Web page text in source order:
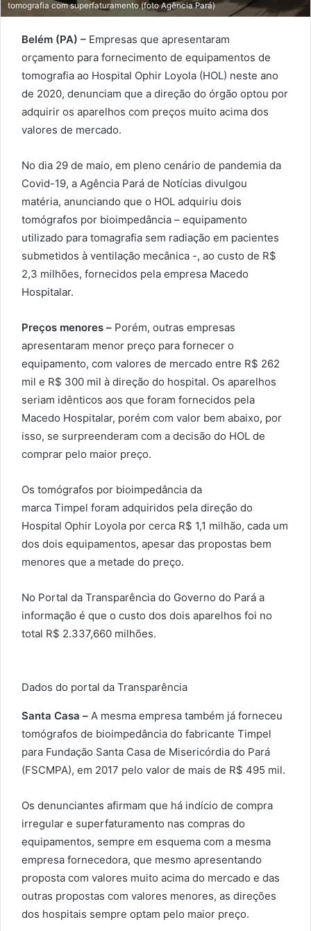
tomografia com superfaturamento (foto Agência Pará)
Belém (PA) – Empresas que apresentaram
orçamento para fornecimento de equipamentos de
tomografia ao Hospital Ophir Loyola (HOL) neste ano
de 2020, denunciam que a direção do órgão optou por
adquirir os aparelhos com preços muito acima dos
valores de mercado.
No dia 29 de maio, em pleno cenário de pandemia da
Covid-19, a Agência Pará de Notícias divulgou
matéria, anunciando que o HOL adquiriu dois
tomógrafos por bioimpedância – equipamento
utilizado para tomagrafia sem radiação em pacientes
submetidos à ventilação mecânica -, ao custo de R$
2,3 milhões, fornecidos pela empresa Macedo
Hospitalar.
Preços menores – Porém, outras empresas
apresentaram menor preço para fornecer o
equipamento, com valores de mercado entre R$ 262
mil e R$ 300 mil à direção do hospital. Os aparelhos
seriam idênticos aos que foram fornecidos pela
Macedo Hospitalar, porém com valor bem abaixo, por
isso, se surpreenderam com a decisão do HOL de
comprar pelo maior preço.
Os tomógrafos por bioimpedância da
marca Timpel foram adquiridos pela direção do
Hospital Ophir Loyola por cerca R$ 1,1 milhão, cada um
dos dois equipamentos, apesar das propostas bem
menores que a metade do preço.
No Portal da Transparência do Governo do Pará a
informação é que o custo dos dois aparelhos foi no
total R$ 2.337,660 milhões.
Dados do portal da Transparência
Santa Casa – A mesma empresa também já forneceu
tomógrafos de bioimpedância do fabricante Timpel
para Fundação Santa Casa de Misericórdia do Pará
(FSCMPA), em 2017 pelo valor de mais de R$ 495 mil.
Os denunciantes afirmam que há indício de compra
irregular e superfaturamento nas compras do
equipamentos, sempre em esquema com a mesma
empresa fornecedora, que mesmo apresentando
proposta com valores muito acima do mercado e das
outras propostas com valores menores, as direções
dos hospitais sempre optam pelo maior preço.